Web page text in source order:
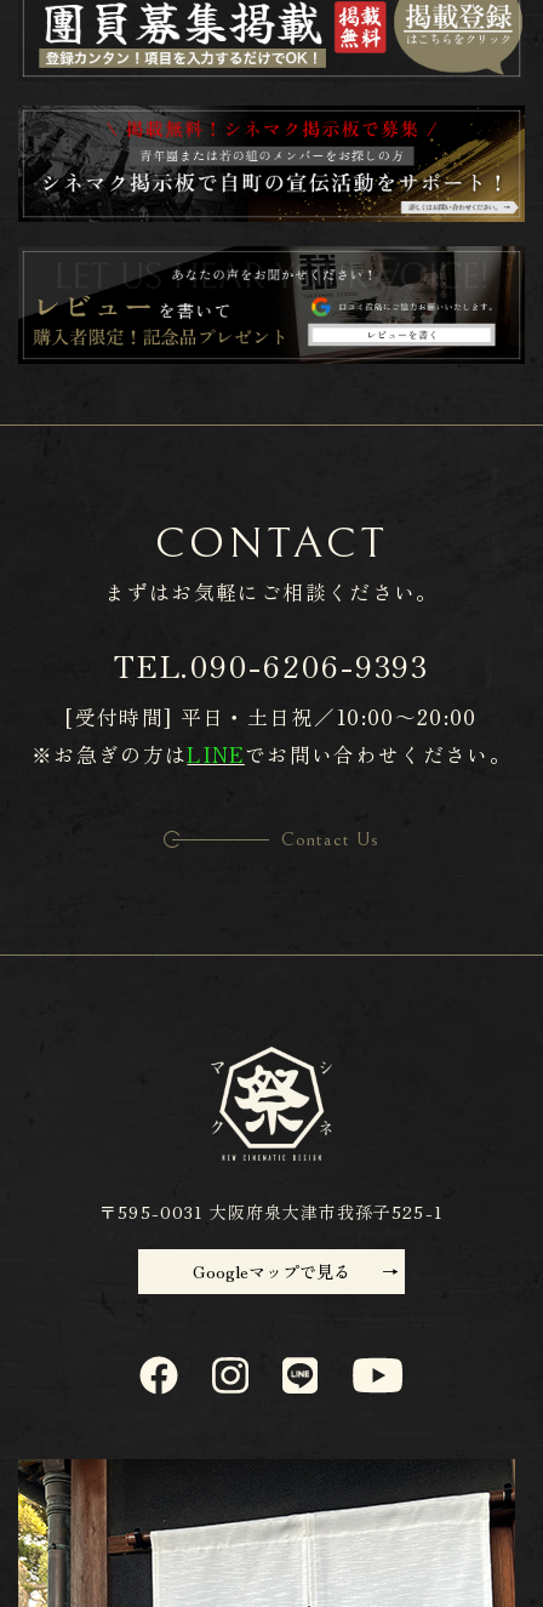
CONTACT
まずはお気軽に ​​​​​​​ご相談ください。
TEL.090-6206-9393
[受付時間] 平日・土日祝／10:00～20:00
※お急ぎの方はLINEでお問い合わせください。
Contact Us
〒595-0031 大阪府泉大津市我孫子525-1
Googleマップで見る